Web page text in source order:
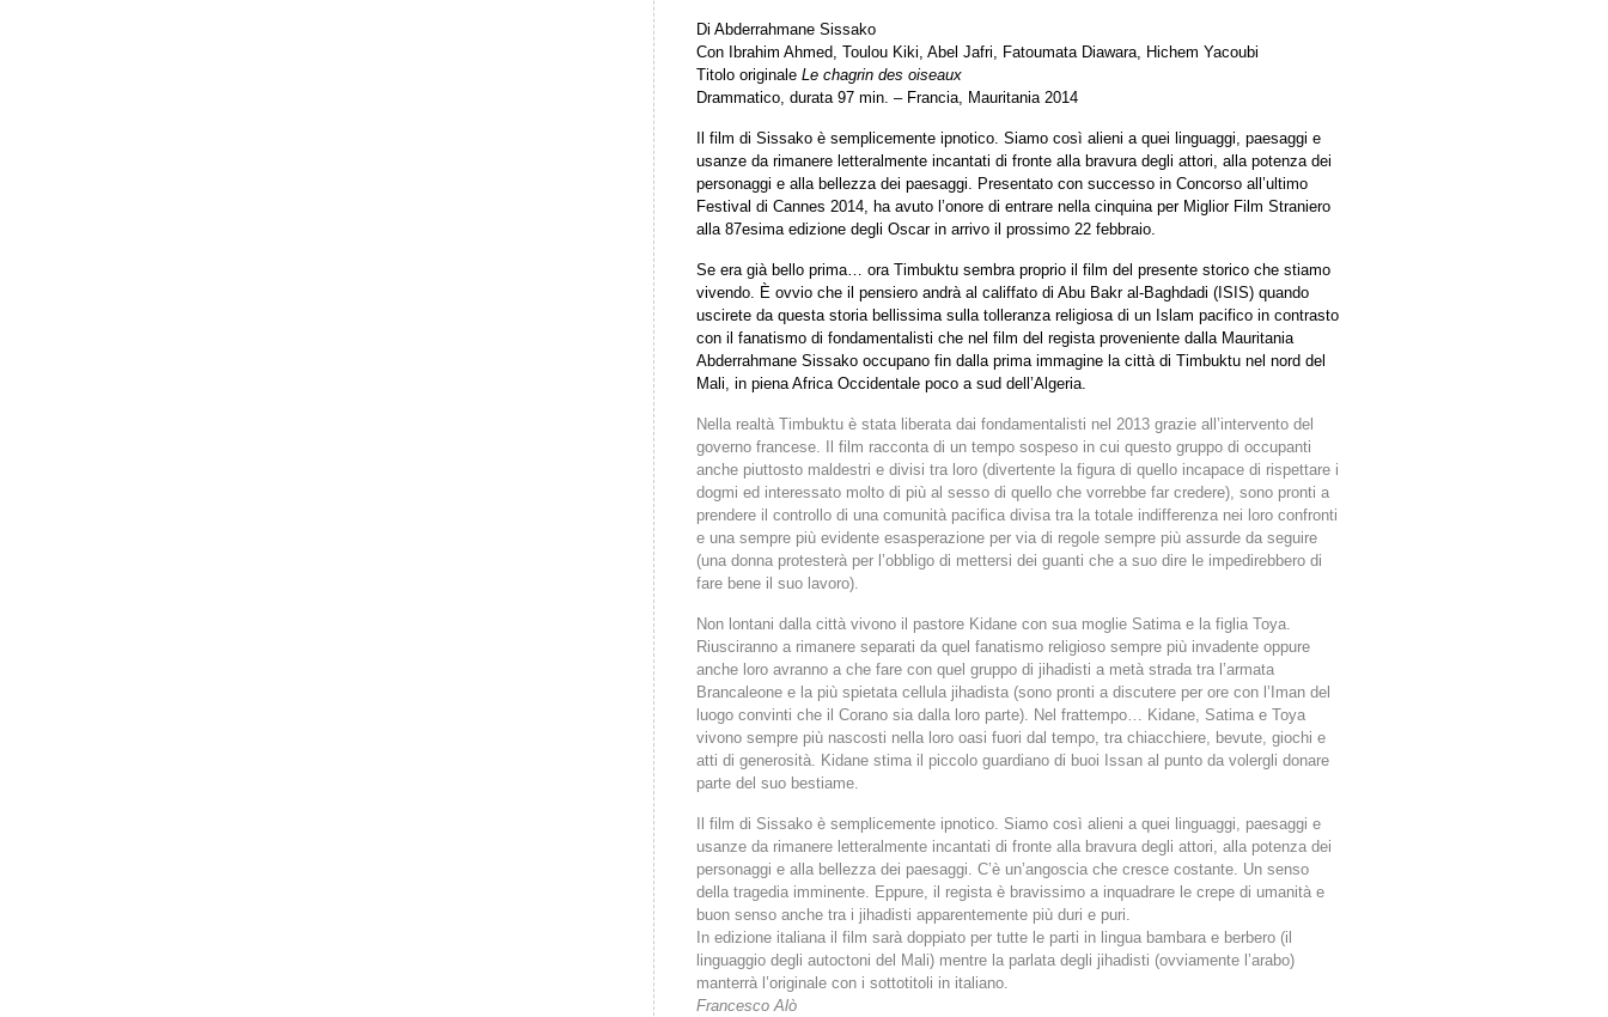
Di Abderrahmane Sissako
Con Ibrahim Ahmed, Toulou Kiki, Abel Jafri, Fatoumata Diawara, Hichem Yacoubi
Titolo originale Le chagrin des oiseaux
Drammatico, durata 97 min. – Francia, Mauritania 2014
Il film di Sissako è semplicemente ipnotico. Siamo così alieni a quei linguaggi, paesaggi e
usanze da rimanere letteralmente incantati di fronte alla bravura degli attori, alla potenza dei
personaggi e alla bellezza dei paesaggi. Presentato con successo in Concorso all’ultimo
Festival di Cannes 2014, ha avuto l’onore di entrare nella cinquina per Miglior Film Straniero
alla 87esima edizione degli Oscar in arrivo il prossimo 22 febbraio.
Se era già bello prima… ora Timbuktu sembra proprio il film del presente storico che stiamo
vivendo. È ovvio che il pensiero andrà al califfato di Abu Bakr al-Baghdadi (ISIS) quando
uscirete da questa storia bellissima sulla tolleranza religiosa di un Islam pacifico in contrasto
con il fanatismo di fondamentalisti che nel film del regista proveniente dalla Mauritania
Abderrahmane Sissako occupano fin dalla prima immagine la città di Timbuktu nel nord del
Mali, in piena Africa Occidentale poco a sud dell’Algeria.
Nella realtà Timbuktu è stata liberata dai fondamentalisti nel 2013 grazie all’intervento del
governo francese. Il film racconta di un tempo sospeso in cui questo gruppo di occupanti
anche piuttosto maldestri e divisi tra loro (divertente la figura di quello incapace di rispettare i
dogmi ed interessato molto di più al sesso di quello che vorrebbe far credere), sono pronti a
prendere il controllo di una comunità pacifica divisa tra la totale indifferenza nei loro confronti
e una sempre più evidente esasperazione per via di regole sempre più assurde da seguire
(una donna protesterà per l’obbligo di mettersi dei guanti che a suo dire le impedirebbero di
fare bene il suo lavoro).
Non lontani dalla città vivono il pastore Kidane con sua moglie Satima e la figlia Toya.
Riusciranno a rimanere separati da quel fanatismo religioso sempre più invadente oppure
anche loro avranno a che fare con quel gruppo di jihadisti a metà strada tra l’armata
Brancaleone e la più spietata cellula jihadista (sono pronti a discutere per ore con l’Iman del
luogo convinti che il Corano sia dalla loro parte). Nel frattempo… Kidane, Satima e Toya
vivono sempre più nascosti nella loro oasi fuori dal tempo, tra chiacchiere, bevute, giochi e
atti di generosità. Kidane stima il piccolo guardiano di buoi Issan al punto da volergli donare
parte del suo bestiame.
Il film di Sissako è semplicemente ipnotico. Siamo così alieni a quei linguaggi, paesaggi e
usanze da rimanere letteralmente incantati di fronte alla bravura degli attori, alla potenza dei
personaggi e alla bellezza dei paesaggi. C’è un’angoscia che cresce costante. Un senso
della tragedia imminente. Eppure, il regista è bravissimo a inquadrare le crepe di umanità e
buon senso anche tra i jihadisti apparentemente più duri e puri.
In edizione italiana il film sarà doppiato per tutte le parti in lingua bambara e berbero (il
linguaggio degli autoctoni del Mali) mentre la parlata degli jihadisti (ovviamente l’arabo)
manterrà l’originale con i sottotitoli in italiano.
Francesco Alò